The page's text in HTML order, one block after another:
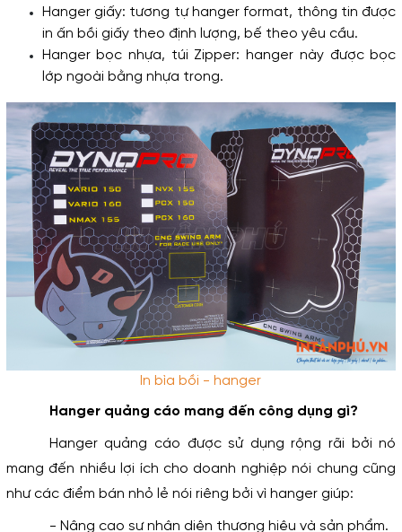
Hanger giấy: tương tự hanger format, thông tin được
in ấn bồi giấy theo định lượng, bế theo yêu cầu.
Hanger bọc nhựa, túi Zipper: hanger này được bọc
lớp ngoài bằng nhựa trong.
In bìa bồi - hanger
Hanger quảng cáo mang đến công dụng gì?
Hanger quảng cáo được sử dụng rộng rãi bởi nó
mang đến nhiều lợi ích cho doanh nghiệp nói chung cũng
như các điểm bán nhỏ lẻ nói riêng bởi vì hanger giúp:
- Nâng cao sự nhận diện thương hiệu và sản phẩm.